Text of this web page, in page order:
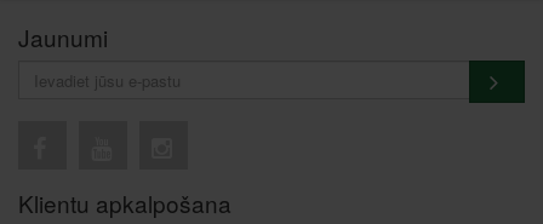
Jaunumi
Klientu apkalpošana